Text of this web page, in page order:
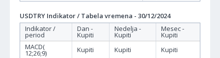
USDTRY Indikator / Tabela vremena - 30/12/2024
Indikator /
period
Dan -
Kupiti
Nedelja -
Kupiti
Mesec -
Kupiti
MACD(
12;26;9) Kupiti Kupiti
Kupiti